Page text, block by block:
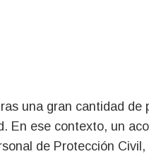
una gran cantidad de
En ese contexto, un
de Protección